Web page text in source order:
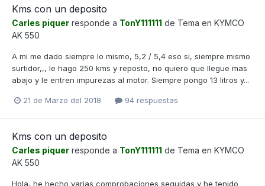
Kms con un deposito
Carles piquer responde a TonY111111 de Tema en KYMCO
AK 550
A mi me dado siempre lo mismo, 5,2 / 5,4 eso si, siempre mismo
surtidor,,, le hago 250 kms y reposto, no quiero que llegue mas
abajo y le entren impurezas al motor. Siempre pongo 13 litros y...
21 de Marzo del 2018 94 respuestas
Kms con un deposito
Carles piquer responde a TonY111111 de Tema en KYMCO
AK 550
Hola, he hecho varias comprobaciones seguidas y he tenido